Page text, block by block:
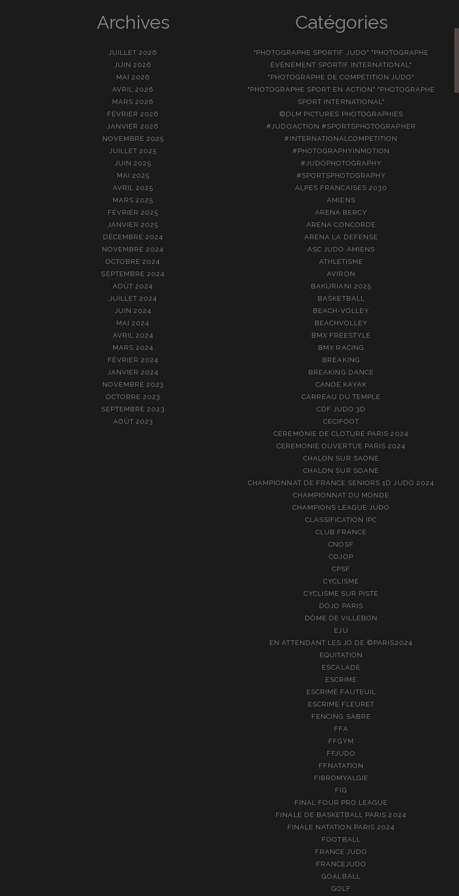
Archives
JUILLET 2026
JUIN 2026
MAI 2026
AVRIL 2026
MARS 2026
FÉVRIER 2026
JANVIER 2026
NOVEMBRE 2025
JUILLET 2025
JUIN 2025
MAI 2025
AVRIL 2025
MARS 2025
FÉVRIER 2025
JANVIER 2025
DÉCEMBRE 2024
NOVEMBRE 2024
OCTOBRE 2024
SEPTEMBRE 2024
AOÛT 2024
JUILLET 2024
JUIN 2024
MAI 2024
AVRIL 2024
MARS 2024
FÉVRIER 2024
JANVIER 2024
NOVEMBRE 2023
OCTOBRE 2023
SEPTEMBRE 2023
AOÛT 2023
Catégories
"PHOTOGRAPHE SPORTIF JUDO" "PHOTOGRAPHE
ÉVÉNEMENT SPORTIF INTERNATIONAL"
"PHOTOGRAPHE DE COMPÉTITION JUDO"
"PHOTOGRAPHE SPORT EN ACTION" "PHOTOGRAPHE
SPORT INTERNATIONAL"
©DLM PICTURES PHOTOGRAPHIES
#JUDOACTION #SPORTSPHOTOGRAPHER
#INTERNATIONALCOMPETITION
#PHOTOGRAPHYINMOTION
#JUDOPHOTOGRAPHY
#SPORTSPHOTOGRAPHY
ALPES FRANCAISES 2030
AMIENS
ARENA BERCY
ARENA CONCORDE
ARENA LA DEFENSE
ASC JUDO AMIENS
ATHLETISME
AVIRON
BAKURIANI 2025
BASKETBALL
BEACH-VOLLEY
BEACHVOLLEY
BMX FREESTYLE
BMX RACING
BREAKING
BREAKING DANCE
CANOE KAYAK
CARREAU DU TEMPLE
CDF JUDO 3D
CECIFOOT
CEREMONIE DE CLOTURE PARIS 2024
CEREMONIE OUVERTUE PARIS 2024
CHALON SUR SAONE
CHALON SUR SOANE
CHAMPIONNAT DE FRANCE SENIORS 1D JUDO 2024
CHAMPIONNAT DU MONDE
CHAMPIONS LEAGUE JUDO
CLASSIFICATION IPC
CLUB FRANCE
CNOSF
COJOP
CPSF
CYCLISME
CYCLISME SUR PISTE
DOJO PARIS
DÔME DE VILLEBON
EJU
EN ATTENDANT LES JO DE ©PARIS2024
EQUITATION
ESCALADE
ESCRIME
ESCRIME FAUTEUIL
ESCRIME FLEURET
FENCING SABRE
FFA
FFGYM
FFJUDO
FFNATATION
FIBROMYALGIE
FIG
FINAL FOUR PRO LEAGUE
FINALE DE BASKETBALL PARIS 2024
FINALE NATATION PARIS 2024
FOOTBALL
FRANCE JUDO
FRANCEJUDO
GOALBALL
GOLF